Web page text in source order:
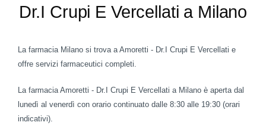
Dr.I Crupi E Vercellati a Milano
La farmacia Milano si trova a Amoretti - Dr.I Crupi E Vercellati e
offre servizi farmaceutici completi.
La farmacia Amoretti - Dr.I Crupi E Vercellati a Milano è aperta dal
lunedì al venerdì con orario continuato dalle 8:30 alle 19:30 (orari
indicativi).